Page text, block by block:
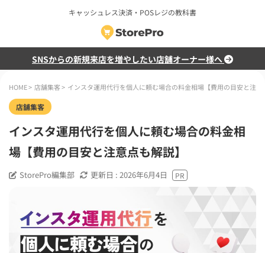
キャッシュレス決済・POSレジの教科書
SNSからの新規来店を増やしたい店舗オーナー様へ
HOME> 店舗集客> インスタ運用代行を個人に頼む場合の料金相場【費用の目安と注意
店舗集客
インスタ運用代行を個人に頼む場合の料金相
場【費用の目安と注意点も解説】
StorePro編集部 更新日 : 2026年6月4日